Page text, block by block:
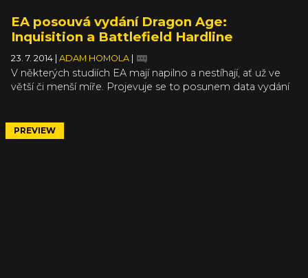
EA posouvá vydání Dragon Age:
Inquisition a Battlefield Hardline
23. 7. 2014 ADAM HOMOLA
V některých studiích EA mají napilno a nestíhají, ať už ve
větší či menší míře. Projevuje se to posunem data vydání
jak u Dragon Age: Inquisition, tak u Battlefield Hardline. S
Dragon Age: Inquisition se původně počítalo na říjen, ale
PREVIEW